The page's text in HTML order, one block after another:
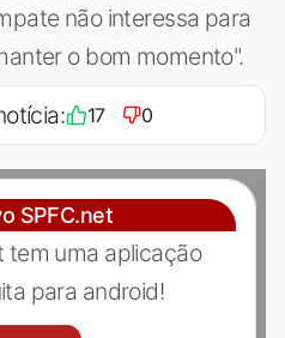
não interessa para
o bom momento".
17 0
SPFC.net
tem uma aplicação
para android!